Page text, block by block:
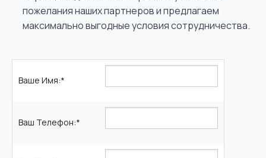
пожелания наших партнеров и предлагаем
максимально выгодные условия сотрудничества.
Ваше Имя:*
Ваш Телефон:*